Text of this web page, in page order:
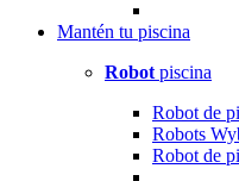
Mantén tu piscina
Robot piscina
Robot de
Robots
Robot de